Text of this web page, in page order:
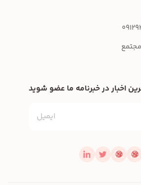
اخبار در خبرنامه ما عضو شوید